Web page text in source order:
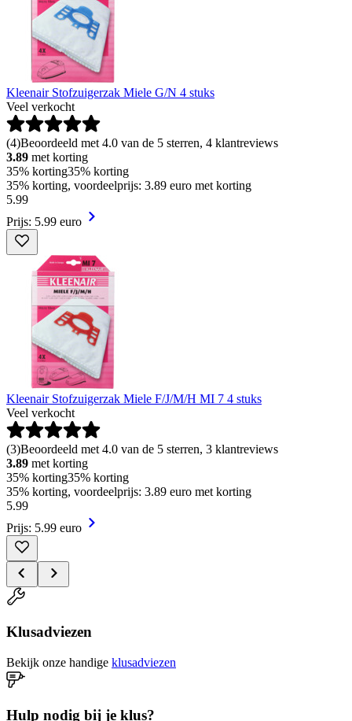
Kleenair Stofzuigerzak Miele G/N 4 stuks
Veel verkocht
(4)Beoordeeld met 4.0 van de 5 sterren, 4 klantreviews
3.89 met korting
35% korting35% korting
35% korting, voordeelprijs: 3.89 euro met korting
5.99
Prijs: 5.99 euro
Kleenair Stofzuigerzak Miele F/J/M/H MI 7 4 stuks
Veel verkocht
(3)Beoordeeld met 4.0 van de 5 sterren, 3 klantreviews
3.89 met korting
35% korting35% korting
35% korting, voordeelprijs: 3.89 euro met korting
5.99
Prijs: 5.99 euro
Klusadviezen
Bekijk onze handige klusadviezen
Hulp nodig bij je klus?